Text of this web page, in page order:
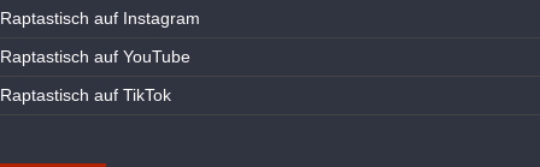
Raptastisch auf Instagram
Raptastisch auf YouTube
Raptastisch auf TikTok